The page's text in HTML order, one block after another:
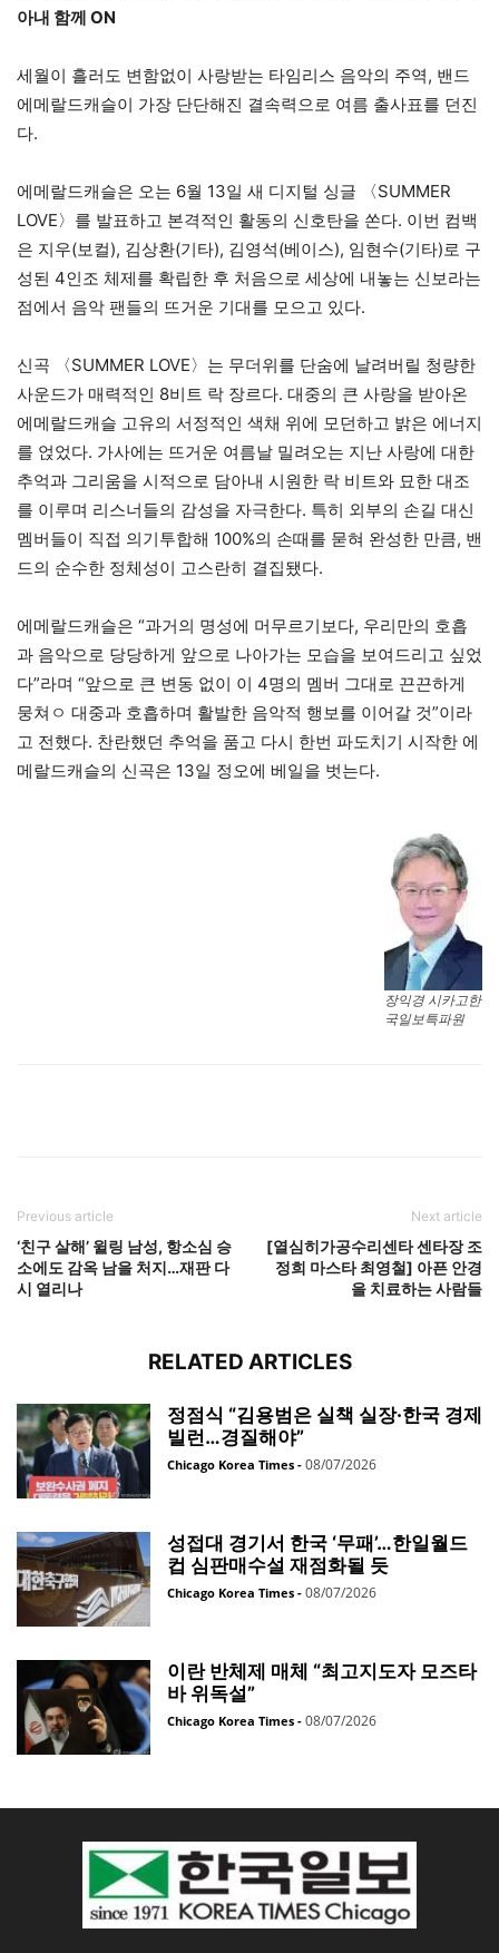
아내 함께 ON
세월이 흘러도 변함없이 사랑받는 타임리스 음악의 주역, 밴드
에메랄드캐슬이 가장 단단해진 결속력으로 여름 출사표를 던진
다.
에메랄드캐슬은 오는 6월 13일 새 디지털 싱글 〈SUMMER
LOVE〉를 발표하고 본격적인 활동의 신호탄을 쏜다. 이번 컴백
은 지우(보컬), 김상환(기타), 김영석(베이스), 임현수(기타)로 구
성된 4인조 체제를 확립한 후 처음으로 세상에 내놓는 신보라는
점에서 음악 팬들의 뜨거운 기대를 모으고 있다.
신곡 〈SUMMER LOVE〉는 무더위를 단숨에 날려버릴 청량한
사운드가 매력적인 8비트 락 장르다. 대중의 큰 사랑을 받아온
에메랄드캐슬 고유의 서정적인 색채 위에 모던하고 밝은 에너지
를 얹었다. 가사에는 뜨거운 여름날 밀려오는 지난 사랑에 대한
추억과 그리움을 시적으로 담아내 시원한 락 비트와 묘한 대조
를 이루며 리스너들의 감성을 자극한다. 특히 외부의 손길 대신
멤버들이 직접 의기투합해 100%의 손때를 묻혀 완성한 만큼, 밴
드의 순수한 정체성이 고스란히 결집됐다.
에메랄드캐슬은 “과거의 명성에 머무르기보다, 우리만의 호흡
과 음악으로 당당하게 앞으로 나아가는 모습을 보여드리고 싶었
다”라며 “앞으로 큰 변동 없이 이 4명의 멤버 그대로 끈끈하게
뭉쳐ㅇ 대중과 호흡하며 활발한 음악적 행보를 이어갈 것”이라
고 전했다. 찬란했던 추억을 품고 다시 한번 파도치기 시작한 에
메랄드캐슬의 신곡은 13일 정오에 베일을 벗는다.
장익경 시카고한
국일보특파원
Previous article
‘친구 살해’ 윌링 남성, 항소심 승
소에도 감옥 남을 처지…재판 다
시 열리나
Next article
[열심히가공수리센타 센타장 조
정희 마스타 최영철] 아픈 안경
을 치료하는 사람들
RELATED ARTICLES
정점식 “김용범은 실책 실장·한국 경제
빌런…경질해야”
Chicago Korea Times - 08/07/2026
성접대 경기서 한국 ‘무패’…한일월드
컵 심판매수설 재점화될 듯
Chicago Korea Times - 08/07/2026
이란 반체제 매체 “최고지도자 모즈타
바 위독설”
Chicago Korea Times - 08/07/2026